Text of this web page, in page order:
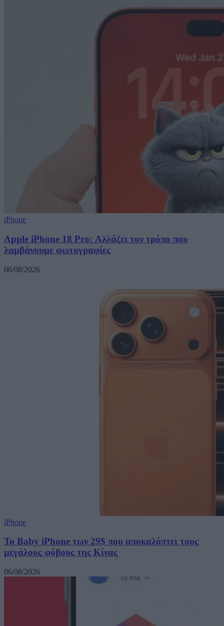
iPhone
Apple iPhone 18 Pro: Αλλάζει τον τρόπο που
λαμβάνουμε φωτογραφίες
06/08/2026
iPhone
Το Baby iPhone των 29$ που αποκαλύπτει τους
μεγάλους φόβους της Κίνας
06/08/2026